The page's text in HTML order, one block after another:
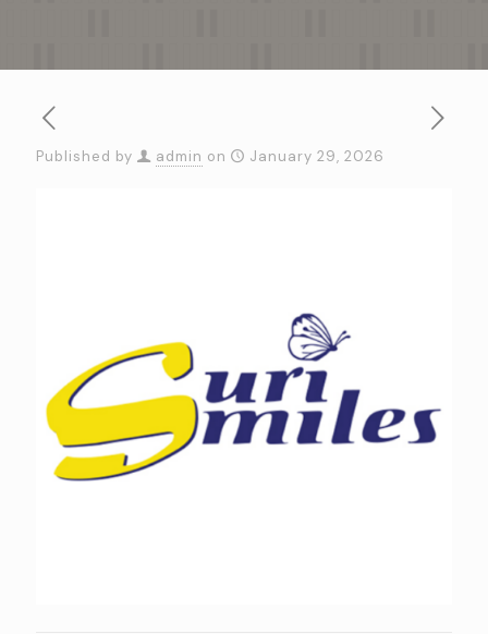
Published by admin on January 29, 2026